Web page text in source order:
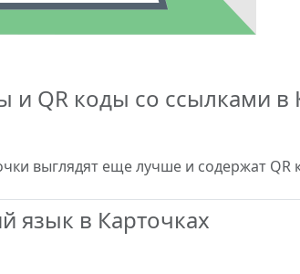
и QR коды со ссылками в
выглядят еще лучше и содержат
язык в Карточках